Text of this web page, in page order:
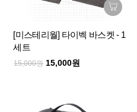
[미스테리월] 타이벡 바스켓 - 1
세트
15,000원 15,000원